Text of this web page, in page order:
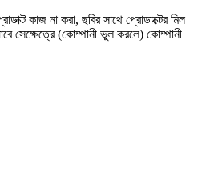
কাজ না করা, ছবির সাথে প্রোডাক্টের মিল
সেক্ষেত্রে (কোম্পানী ভুল করলে) কোম্পানী